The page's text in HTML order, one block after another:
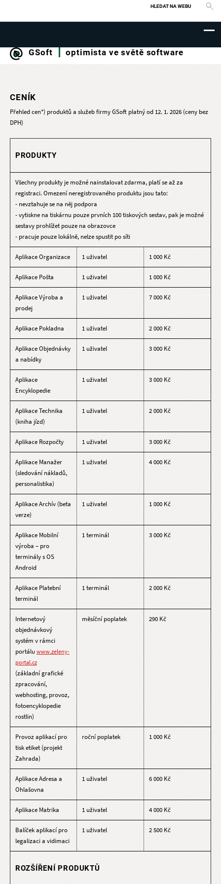
Vyhledávání
GSoft optimista ve světě software
CENÍK
Přehled cen*) produktů a služeb firmy GSoft platný od 12. 1. 2026 (ceny bez
DPH)
PRODUKTY
Všechny produkty je možné nainstalovat zdarma, platí se až za
registraci. Omezení neregistrovaného produktu jsou tato:
- nevztahuje se na něj podpora
- vytiskne na tiskárnu pouze prvních 100 tiskových sestav, pak je možné
sestavy prohlížet pouze na obrazovce
- pracuje pouze lokálně, nelze spustit po síti
Aplikace Organizace 1 uživatel 1 000 Kč
Aplikace Pošta 1 uživatel 1 000 Kč
Aplikace Výroba a
prodej
1 uživatel 7 000 Kč
Aplikace Pokladna 1 uživatel 2 000 Kč
Aplikace Objednávky
a nabídky
1 uživatel 3 000 Kč
Aplikace
Encyklopedie
1 uživatel 3 000 Kč
Aplikace Technika
(kniha jízd)
1 uživatel 2 000 Kč
Aplikace Rozpočty 1 uživatel 3 000 Kč
Aplikace Manažer
(sledování nákladů,
personalistika)
1 uživatel 4 000 Kč
Aplikace Archív (beta
verze)
1 uživatel 1 000 Kč
Aplikace Mobilní
výroba – pro
terminály s OS
Android
1 terminál 3 000 Kč
Aplikace Platební
terminál
1 terminál 2 000 Kč
Internetový
objednávkový
systém v rámci
portálu www.zeleny-
portal.cz
(základní grafické
zpracování,
webhosting, provoz,
fotoencyklopedie
rostlin)
měsíční poplatek 290 Kč
Provoz aplikací pro
tisk etiket (projekt
Zahrada)
roční poplatek 1 000 Kč
Aplikace Adresa a
Ohlašovna
1 uživatel 6 000 Kč
Aplikace Matrika 1 uživatel 4 000 Kč
Balíček aplikací pro
legalizaci a vidimaci
1 uživatel 2 500 Kč
ROZŠÍŘENÍ PRODUKTŮ